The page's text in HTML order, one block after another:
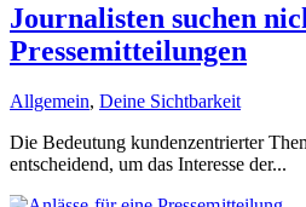
Journalisten suchen
Pressemitteilungen
Allgemein, Deine Sichtbarkeit
Die Bedeutung kundenzentrierter
entscheidend, um das Interesse der...